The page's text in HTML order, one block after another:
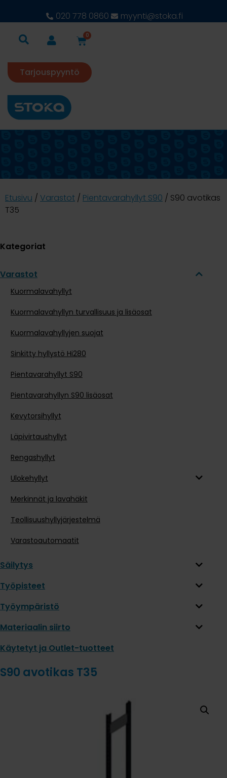
020 778 0860 myynti@stoka.fi
0
Tarjouspyyntö
Etusivu / Varastot / Pientavarahyllyt S90 / S90 avotikas
T35
Kategoriat
Varastot
Kuormalavahyllyt
Kuormalavahyllyn turvallisuus ja lisäosat
Kuormalavahyllyjen suojat
Sinkitty hyllystö Hi280
Pientavarahyllyt S90
Pientavarahyllyn S90 lisäosat
Kevytorsihyllyt
Läpivirtaushyllyt
Rengashyllyt
Ulokehyllyt
Merkinnät ja lavahäkit
Teollisuushyllyjärjestelmä
Varastoautomaatit
Säilytys
Työpisteet
Työympäristö
Materiaalin siirto
Käytetyt ja Outlet-tuotteet
S90 avotikas T35